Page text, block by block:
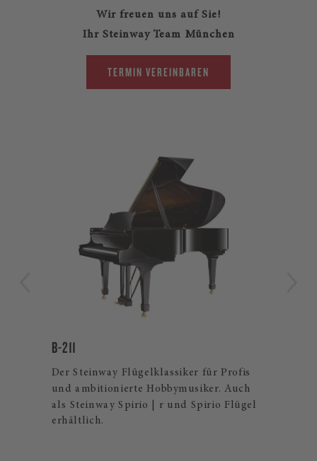
Wir freuen uns auf Sie!
Ihr Steinway Team München
TERMIN VEREINBAREN
B-211
Der Steinway Flügelklassiker für Profis
und ambitionierte Hobbymusiker. Auch
als Steinway Spirio | r und Spirio Flügel
erhältlich.